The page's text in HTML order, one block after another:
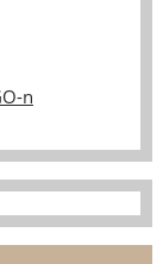
n